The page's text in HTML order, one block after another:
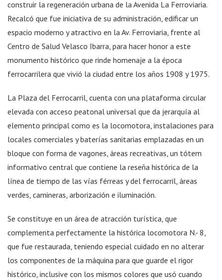
construir la regeneración urbana de la Avenida La Ferroviaria.
Recalcó que fue iniciativa de su administración, edificar un
espacio moderno y atractivo en la Av. Ferroviaria, frente al
Centro de Salud Velasco Ibarra, para hacer honor a este
monumento histórico que rinde homenaje a la época
ferrocarrilera que vivió la ciudad entre los años 1908 y 1975.
La Plaza del Ferrocarril, cuenta con una plataforma circular
elevada con acceso peatonal universal que da jerarquía al
elemento principal como es la locomotora, instalaciones para
locales comerciales y baterías sanitarias emplazadas en un
bloque con forma de vagones, áreas recreativas, un tótem
informativo central que contiene la reseña histórica de la
línea de tiempo de las vías férreas y del ferrocarril, áreas
verdes, camineras, arborización e iluminación.
Se constituye en un área de atracción turística, que
complementa perfectamente la histórica locomotora N.- 8,
que fue restaurada, teniendo especial cuidado en no alterar
los componentes de la máquina para que guarde el rigor
histórico, inclusive con los mismos colores que usó cuando